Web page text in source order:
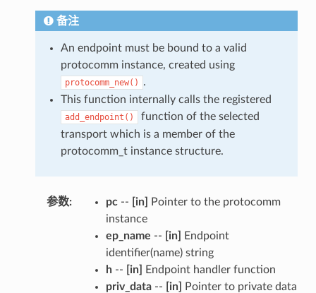
备注
An endpoint must be bound to a valid
protocomm instance, created using
protocomm_new()
.
This function internally calls the registered
add_endpoint()
function of the selected
transport which is a member of the
protocomm_t instance structure.
参数: pc-- [in]
Pointer to the protocomm
instance
ep_name -- [in]
Endpoint
identifier(name) string
h-- [in]
Endpoint handler function
priv_data-- [in]
Pointer to private data